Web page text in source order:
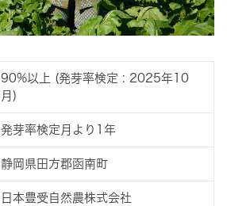
90%以上 (発芽率検定 : 2025年10
月)
発芽率検定月より1年
静岡県田方郡函南町
日本豊受自然農株式会社